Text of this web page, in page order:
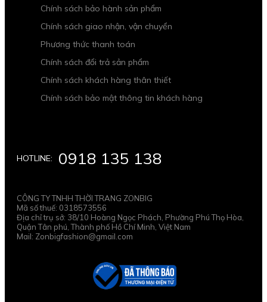
HOTLINE: 0918 135 138
CÔNG TY TNHH THỜI TRANG ZONBIG
Mã số thuế: 0318573556
Địa chỉ trụ sở: 38/10 Hoàng Ngọc Phách, Phường Phú Thọ Hòa,
Quận Tân phú, Thành phố Hồ Chí Minh, Việt Nam
Mail: Zonbigfashion@gmail.com
Chính sách bảo hành sản phẩm
Chính sách giao nhận, vận chuyển
Phương thức thanh toán
Chính sách đổi trả sản phẩm
Chính sách khách hàng thân thiết
Chính sách bảo mật thông tin khách hàng